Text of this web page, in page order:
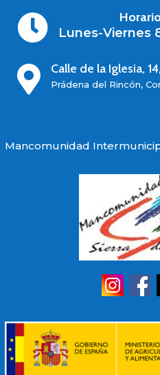

Lunes-Viernes
 Calle de la Iglesia,
Prádena del Rincón,
Mancomunidad